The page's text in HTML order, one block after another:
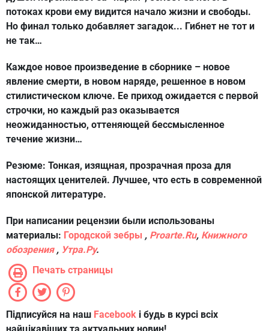
потоках крови ему видится начало жизни и свободы.
Но финал только добавляет загадок... Гибнет не тот и
не так…
Каждое новое произведение в сборнике – новое
явление смерти, в новом наряде, решенное в новом
стилистическом ключе. Ее приход ожидается с первой
строчки, но каждый раз оказывается
неожиданностью, оттеняющей бессмысленное
течение жизни…
Резюме: Тонкая, изящная, прозрачная проза для
настоящих ценителей. Лучшее, что есть в современной
японской литературе.
При написании рецензии были использованы
материалы: Городской зебры , Proarte.Ru, Книжного
обозрения , Утра.Ру.
Печать страницы
Підписуйся на наш Facebook і будь в курсі всіх